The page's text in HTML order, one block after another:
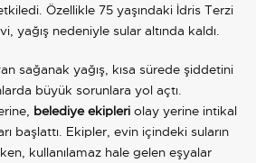
Özellikle 75 yaşındaki İdris Terzi
yağış nedeniyle sular altında kaldı.
sağanak yağış, kısa sürede şiddetini
büyük sorunlara yol açtı.
belediye ekipleri olay yerine intikal
başlattı. Ekipler, evin içindeki suların
kullanılamaz hale gelen eşyalar